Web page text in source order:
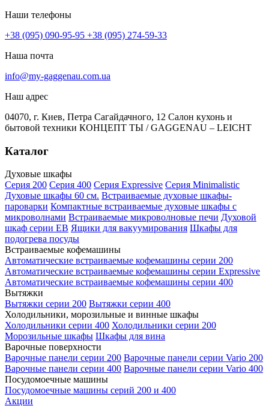
Наши телефоны
+38 (095) 090-95-95 +38 (095) 274-59-33
Наша почта
info@my-gaggenau.com.ua
Наш адрес
04070, г. Киев, Петра Сагайдачного, 12 Салон кухонь и
бытовой техники КОНЦЕПТ ТЫ / GAGGENAU – LEICHT
Каталог
Духовые шкафы
Серия 200 Серия 400 Серия Expressive Серия Minimalistic
Духовые шкафы 60 см. Встраиваемые духовые шкафы-
пароварки Компактные встраиваемые духовые шкафы с
микроволнами Встраиваемые микроволновые печи Духовой
шкаф серии EB Ящики для вакуумирования Шкафы для
подогрева посуды
Встраиваемые кофемашины
Автоматические встраиваемые кофемашины серии 200
Автоматические встраиваемые кофемашины серии Expressive
Автоматические встраиваемые кофемашины серии 400
Вытяжки
Вытяжки серии 200 Вытяжки серии 400
Холодильники, морозильные и винные шкафы
Холодильники серии 400 Холодильники серии 200
Морозильные шкафы Шкафы для вина
Варочные поверхности
Варочные панели серии 200 Варочные панели серии Vario 200
Варочные панели серии 400 Варочные панели серии Vario 400
Посудомоечные машины
Посудомоечные машины серий 200 и 400
Акции